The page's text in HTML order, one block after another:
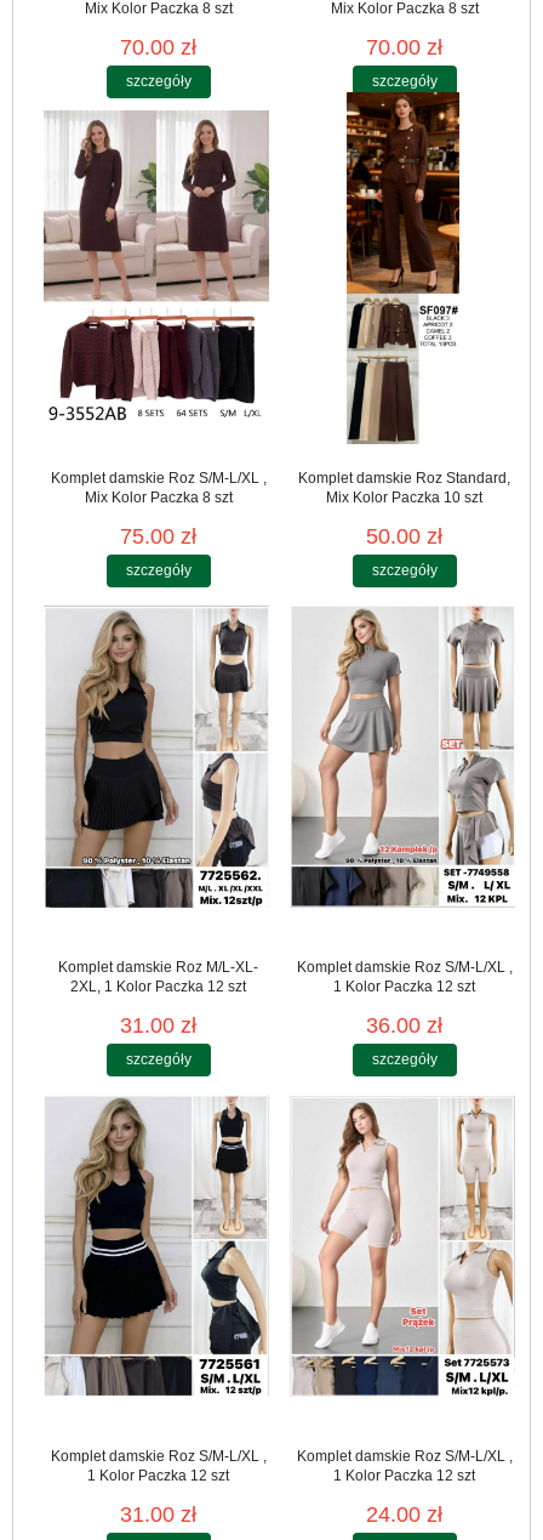
Mix Kolor Paczka 8 szt
70.00 zł
szczegóły
Mix Kolor Paczka 8 szt
70.00 zł
szczegóły
Komplet damskie Roz S/M-L/XL ,
Mix Kolor Paczka 8 szt
75.00 zł
szczegóły
Komplet damskie Roz Standard,
Mix Kolor Paczka 10 szt
50.00 zł
szczegóły
Komplet damskie Roz M/L-XL-
2XL, 1 Kolor Paczka 12 szt
31.00 zł
szczegóły
Komplet damskie Roz S/M-L/XL ,
1 Kolor Paczka 12 szt
36.00 zł
szczegóły
Komplet damskie Roz S/M-L/XL ,
1 Kolor Paczka 12 szt
31.00 zł
Komplet damskie Roz S/M-L/XL ,
1 Kolor Paczka 12 szt
24.00 zł